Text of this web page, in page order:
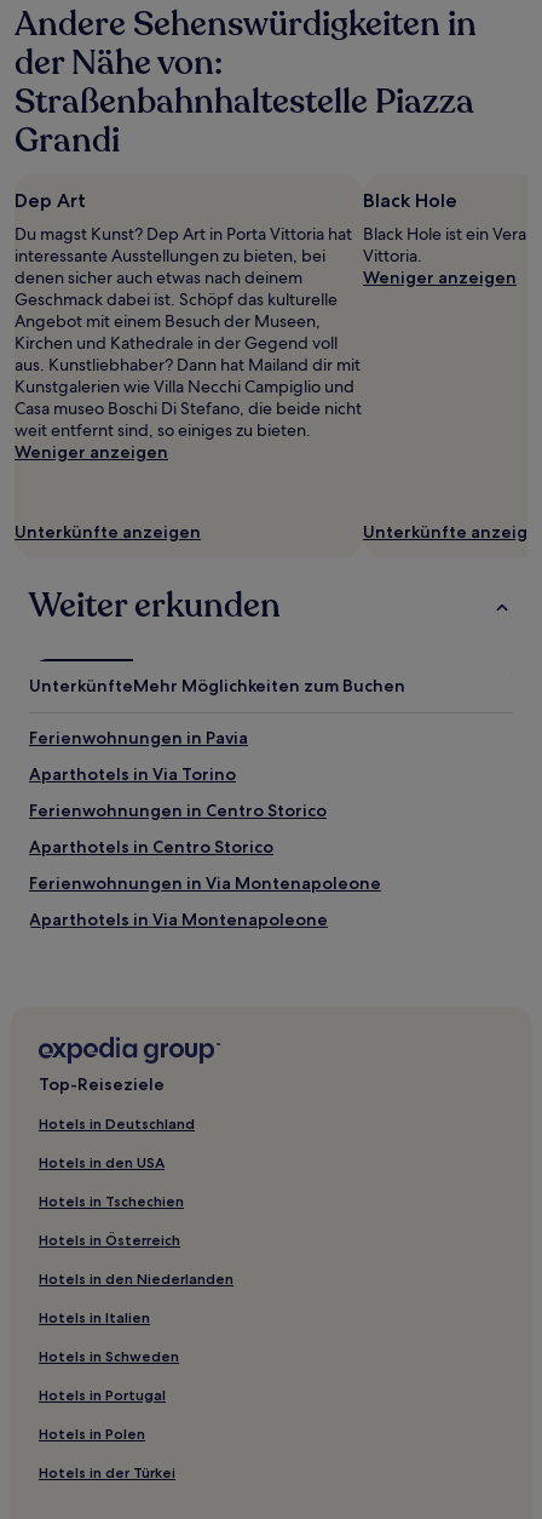
24 Stunden
für
einen
Aufenthalt
mit
1 Übernachtung
von
gefunden
wurde.
Preise
und
Verfügbarkeiten
können
sich
ändern.
Es
können
zusätzliche
Bedingungen
gelten.
Andere Sehenswürdigkeiten in
der Nähe von:
Straßenbahnhaltestelle Piazza
Grandi
Dep Art
Du magst Kunst? Dep Art in Porta Vittoria hat
interessante Ausstellungen zu bieten, bei
denen sicher auch etwas nach deinem
Geschmack dabei ist. Schöpf das kulturelle
Angebot mit einem Besuch der Museen,
Kirchen und Kathedrale in der Gegend voll
aus. Kunstliebhaber? Dann hat Mailand dir mit
Kunstgalerien wie Villa Necchi Campiglio und
Casa museo Boschi Di Stefano, die beide nicht
weit entfernt sind, so einiges zu bieten.
Weniger anzeigen
Unterkünfte anzeigen
Black Hole
Black Hole ist ein
Vittoria.
Weniger anzeigen
Unterkünfte
Weiter erkunden
UnterkünfteMehr Möglichkeiten zum Buchen
Ferienwohnungen in Pavia
Aparthotels in Via Torino
Ferienwohnungen in Centro Storico
Aparthotels in Centro Storico
Ferienwohnungen in Via Montenapoleone
Aparthotels in Via Montenapoleone
Gasthäuser in Como
Ferienwohnungen in Mailand
Ferienwohnungen in Lombardei
B&B in Lombardei
Gasthäuser in Lombardei
Hotels nahe Straßenbahnhaltestelle Carrobbio
Hotels nahe Straßenbahnhaltestelle Via Vitruvio
Hotels nahe Bahnhof Milan Cadorna Nord
Hotels nahe Bahnhof Milano Porta Genova
Lombardei: Hotels
Hotels nahe Santa Maria presso San Satiro
Hotels nahe Bahnhof Milano Porta Vittoria
Top-Reiseziele
Hotels in Deutschland
Hotels in den USA
Hotels in Tschechien
Hotels in Österreich
Hotels in den Niederlanden
Hotels in Italien
Hotels in Schweden
Hotels in Portugal
Hotels in Polen
Hotels in der Türkei